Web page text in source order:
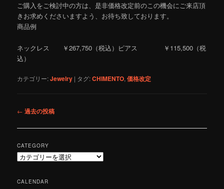
ご購入をご検討中の方は、是非価格改定前のこの機会にご来店頂
きお求めくださいますよう、お待ち致しております。
商品例
ネックレス ￥267,750（税込）ピアス ￥115,500（税
込）
カテゴリー:Jewelry | タグ:CHIMENTO,価格改定
投
ナ
ビ
ゲ
ー
ョ
← 過去の投稿
CATEGORY
C
e
CALENDAR